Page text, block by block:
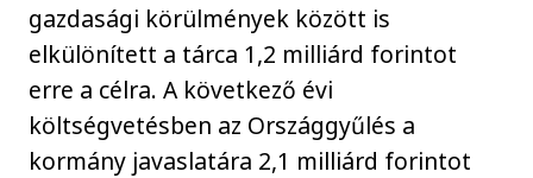
gazdasági körülmények között is
elkülönített a tárca 1,2 milliárd forintot
erre a célra. A következő évi
költségvetésben az Országgyűlés a
kormány javaslatára 2,1 milliárd forintot